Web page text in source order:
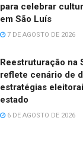
para celebrar
em São Luís
7 DE AGOSTO DE 2026
Reestruturação na
reflete cenário de
estratégias
estado
6 DE AGOSTO DE 2026